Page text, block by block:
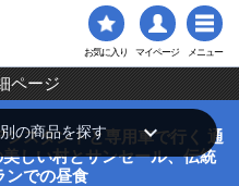
お気に入り マイページ メニュー
ページ
シスタントと専用車で行く 通
しい村とサンセール、伝統
ンでの昼食
別の商品を探すkeyboard_arrow_down